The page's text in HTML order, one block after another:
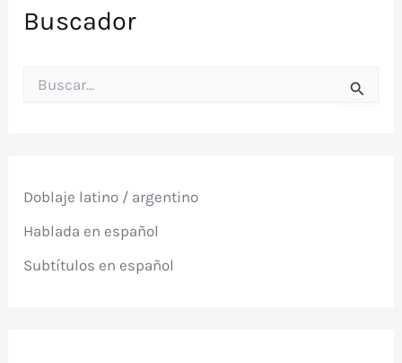
Buscador
o
:
Doblaje latino / argentino
Hablada en español
Subtítulos en español